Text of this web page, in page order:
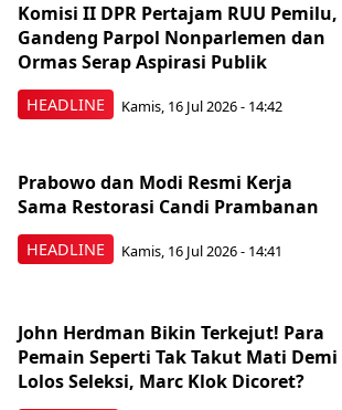
HEADLINE
Komisi II DPR Pertajam RUU Pemilu,
Gandeng Parpol Nonparlemen dan
Ormas Serap Aspirasi Publik
Kamis, 16 Jul 2026 - 14:42
HEADLINE
Prabowo dan Modi Resmi Kerja
Sama Restorasi Candi Prambanan
Kamis, 16 Jul 2026 - 14:41
John Herdman Bikin Terkejut! Para
Pemain Seperti Tak Takut Mati Demi
Lolos Seleksi, Marc Klok Dicoret?